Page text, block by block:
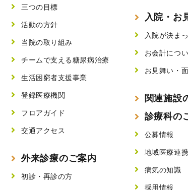
三つの目標
活動の方針
当院の取り組み
チームで支える糖尿病治療
生活困窮者支援事業
登録医療機関
フロアガイド
交通アクセス
外来診療のご案内
初診・再診の方
入院・お
入院が決ま
お会計につ
お見舞い・
関連施設
診療科の
公募情報
地域医療連
病気の知識
採用情報